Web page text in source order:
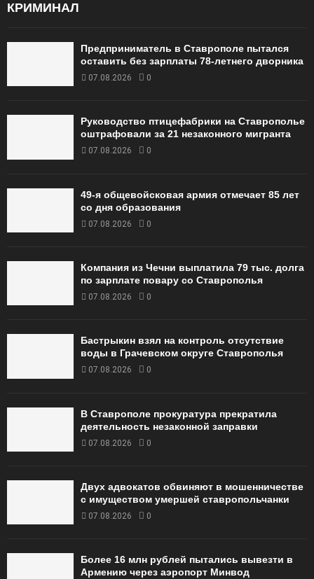
КРИМИНАЛ
Предприниматель в Ставрополе пытался
оставить без зарплаты 78-летнего дворника
07.08.2026 0
Руководство птицефабрики на Ставрополье
оштрафовали за 21 незаконного мигранта
07.08.2026 0
49‑я общевойсковая армия отмечает 85 лет
со дня образования
07.08.2026 0
Компания из Чечни выплатила 79 тыс. долга
по зарплате повару со Ставрополья
07.08.2026 0
Бастрыкин взял на контроль отсутствие
воды в Грачевском округе Ставрополья
07.08.2026 0
В Ставрополе прокуратура прекратила
деятельность незаконной заправки
07.08.2026 0
Двух адвокатов обвиняют в мошенничестве
с имуществом умершей ставропольчанки
07.08.2026 0
Более 16 млн рублей пытались вывезти в
Армению через аэропорт Минвод